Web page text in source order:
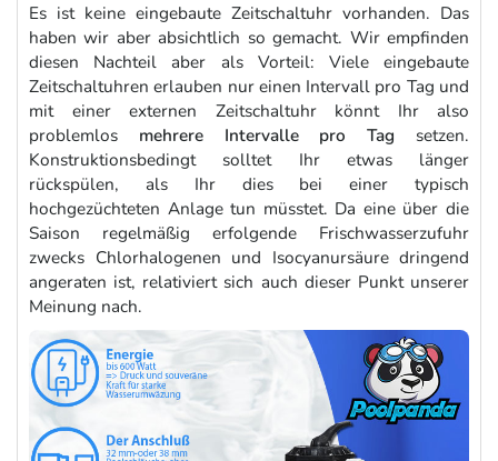
Es ist keine eingebaute Zeitschaltuhr vorhanden. Das
haben wir aber absichtlich so gemacht. Wir empfinden
diesen Nachteil aber als Vorteil: Viele eingebaute
Zeitschaltuhren erlauben nur einen Intervall pro Tag und
mit einer externen Zeitschaltuhr könnt Ihr also
problemlos mehrere Intervalle pro Tag setzen.
Konstruktionsbedingt solltet Ihr etwas länger
rückspülen, als Ihr dies bei einer typisch
hochgezüchteten Anlage tun müsstet. Da eine über die
Saison regelmäßig erfolgende Frischwasserzufuhr
zwecks Chlorhalogenen und Isocyanursäure dringend
angeraten ist, relativiert sich auch dieser Punkt unserer
Meinung nach.